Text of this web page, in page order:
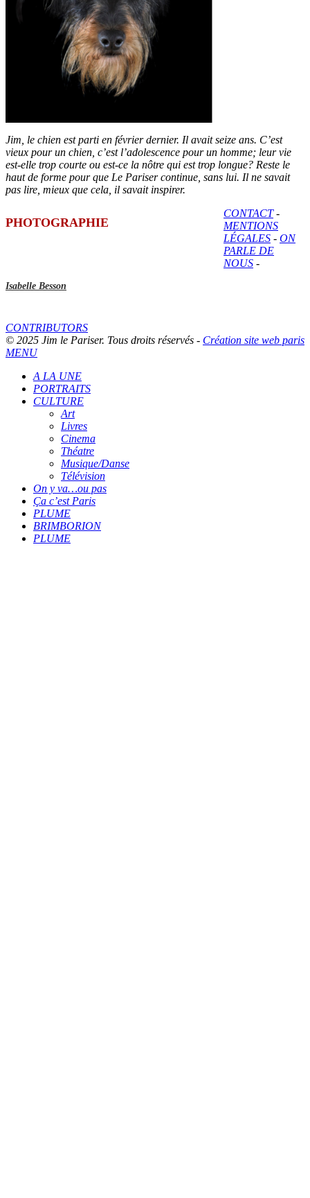
Jim, le chien est parti en février dernier. Il avait seize ans. C’est
vieux pour un chien, c’est l’adolescence pour un homme; leur vie
est-elle trop courte ou est-ce la nôtre qui est trop longue? Reste le
haut de forme pour que Le Pariser continue, sans lui. Il ne savait
pas lire, mieux que cela, il savait inspirer.
PHOTOGRAPHIE
Isabelle Besson
CONTACT-
MENTIONS
LÉGALES - ON
PARLE DE
NOUS -
CONTRIBUTORS
© 2025 Jim le Pariser. Tous droits réservés - Création site web paris
MENU
A LA UNE
PORTRAITS
CULTURE
Art
Livres
Cinema
Théatre
Musique/Danse
Télévision
On y va…ou pas
Ça c’est Paris
PLUME
BRIMBORION
PLUME